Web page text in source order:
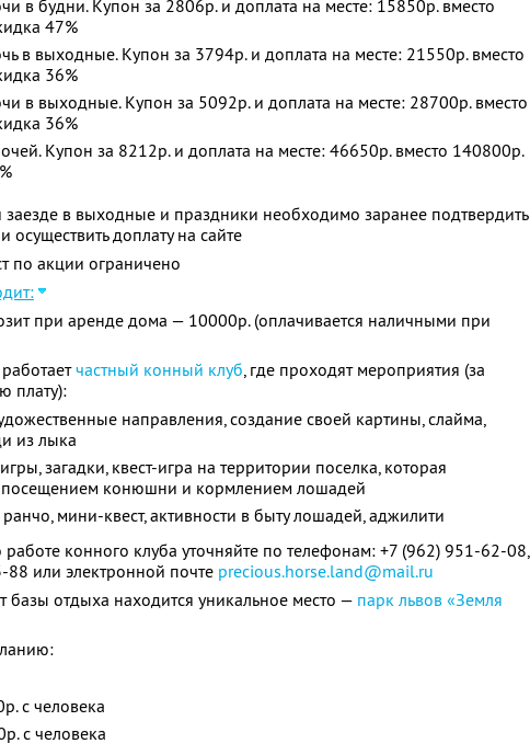
в будни. Купон за 2806р. и доплата на месте: 15850р. вместо
47%
в выходные. Купон за 3794р. и доплата на месте: 21550р. вместо
36%
в выходные. Купон за 5092р. и доплата на месте: 28700р. вместо
36%
Купон за 8212р. и доплата на месте: 46650р. вместо 140800р.
в выходные и праздники необходимо заранее подтвердить
доплату на сайте
по акции ограничено
при аренде дома — 10000р. (оплачивается наличными при
частный конный клуб, где проходят мероприятия (за
плату):
направления, создание своей картины, слайма,
из лыка
загадки, квест-игра на территории поселка, которая
посещением конюшни и кормлением лошадей
ранчо, мини-квест, активности в быту лошадей, аджилити
конного клуба уточняйте по телефонам: +7 (962) 951-62-08,
88 или электронной почте precious.horse.land@mail.ru
базы отдыха находится уникальное место — парк львов «Земля
с человека
с человека